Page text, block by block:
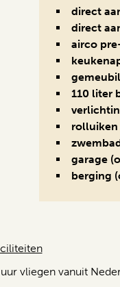
direct
direct
airco
110 liter
rolluiken
garage
berging
vliegen vanuit